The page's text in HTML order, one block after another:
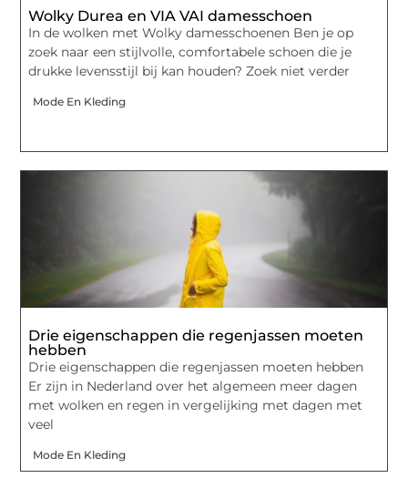
Wolky Durea en VIA VAI damesschoen
In de wolken met Wolky damesschoenen Ben je op
zoek naar een stijlvolle, comfortabele schoen die je
drukke levensstijl bij kan houden? Zoek niet verder
Mode En Kleding
Drie eigenschappen die regenjassen moeten
hebben
Drie eigenschappen die regenjassen moeten hebben
Er zijn in Nederland over het algemeen meer dagen
met wolken en regen in vergelijking met dagen met
veel
Mode En Kleding